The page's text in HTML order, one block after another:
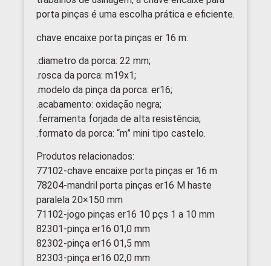
porta pinças é uma escolha prática e eficiente.
chave encaixe porta pinças er 16 m:
.diametro da porca: 22 mm;
.rosca da porca: m19x1;
.modelo da pinça da porca: er16;
.acabamento: oxidação negra;
.ferramenta forjada de alta resistência;
.formato da porca: “m” mini tipo castelo.
Produtos relacionados:
77102-chave encaixe porta pinças er 16 m
78204-mandril porta pinças er16 M haste
paralela 20×150 mm
71102-jogo pinças er16 10 pçs 1 a 10 mm
82301-pinça er16 01,0 mm
82302-pinça er16 01,5 mm
82303-pinça er16 02,0 mm